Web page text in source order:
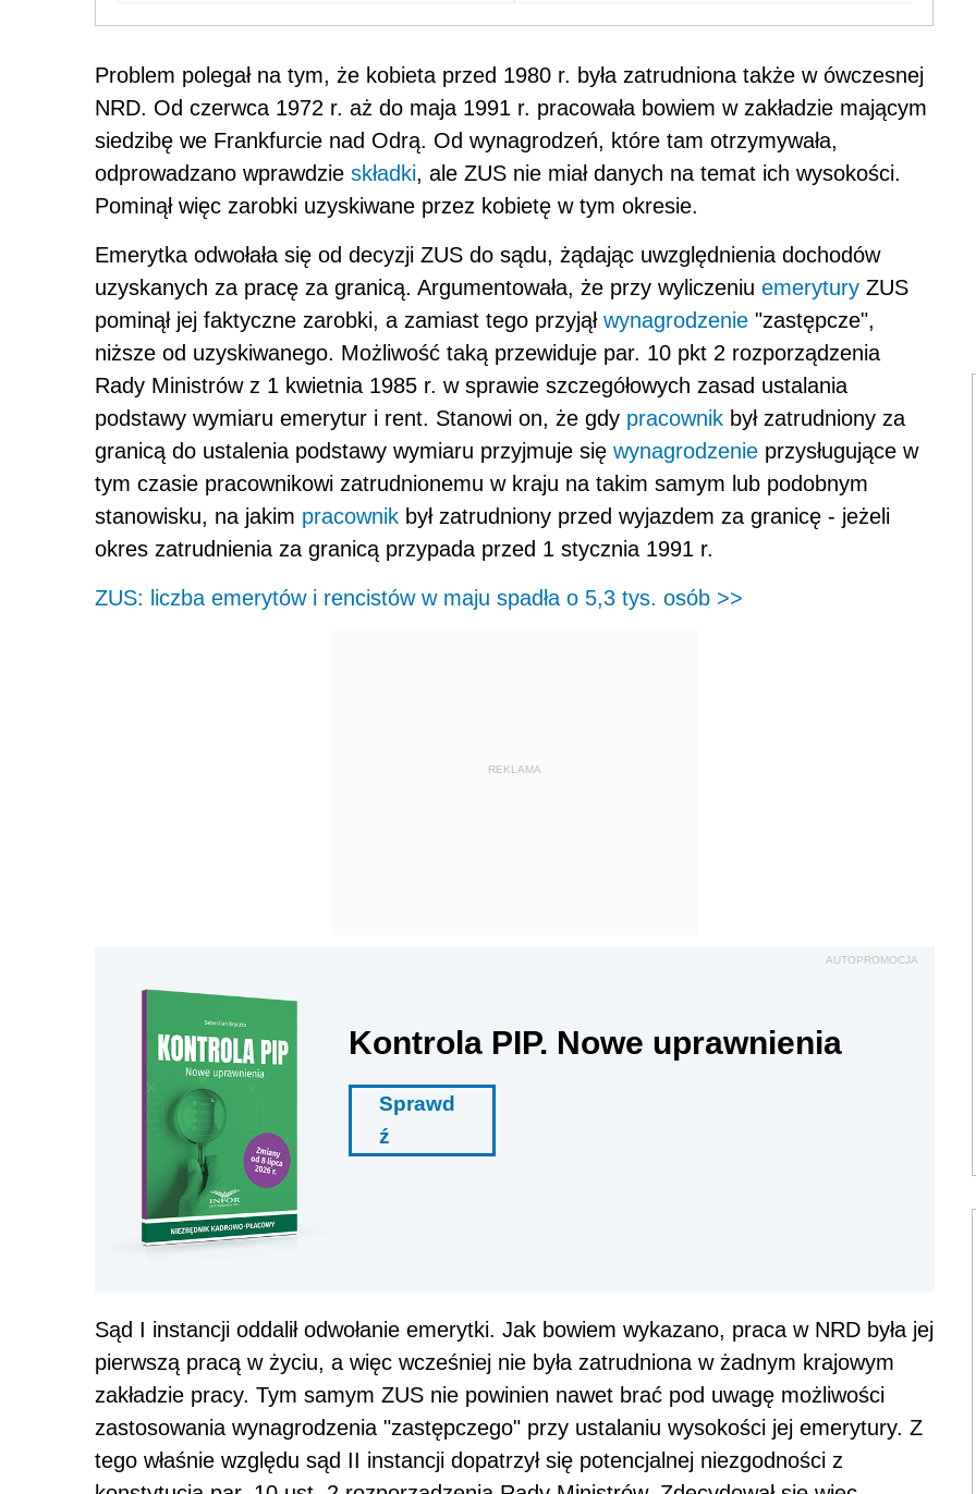
Problem polegał na tym, że kobieta przed 1980 r. była zatrudniona także w ówczesnej
NRD. Od czerwca 1972 r. aż do maja 1991 r. pracowała bowiem w zakładzie mającym
siedzibę we Frankfurcie nad Odrą. Od wynagrodzeń, które tam otrzymywała,
odprowadzano wprawdzie składki, ale ZUS nie miał danych na temat ich wysokości.
Pominął więc zarobki uzyskiwane przez kobietę w tym okresie.
Emerytka odwołała się od decyzji ZUS do sądu, żądając uwzględnienia dochodów
uzyskanych za pracę za granicą. Argumentowała, że przy wyliczeniu emerytury ZUS
pominął jej faktyczne zarobki, a zamiast tego przyjął wynagrodzenie "zastępcze",
niższe od uzyskiwanego. Możliwość taką przewiduje par. 10 pkt 2 rozporządzenia
Rady Ministrów z 1 kwietnia 1985 r. w sprawie szczegółowych zasad ustalania
podstawy wymiaru emerytur i rent. Stanowi on, że gdy pracownik był zatrudniony za
granicą do ustalenia podstawy wymiaru przyjmuje się wynagrodzenie przysługujące w
tym czasie pracownikowi zatrudnionemu w kraju na takim samym lub podobnym
stanowisku, na jakim pracownik był zatrudniony przed wyjazdem za granicę - jeżeli
okres zatrudnienia za granicą przypada przed 1 stycznia 1991 r.
ZUS: liczba emerytów i rencistów w maju spadła o 5,3 tys. osób >>
REKLAMA
AUTOPROMOCJA
Kontrola PIP. Nowe uprawnienia
Sprawd
ź
Sąd I instancji oddalił odwołanie emerytki. Jak bowiem wykazano, praca w NRD była jej
pierwszą pracą w życiu, a więc wcześniej nie była zatrudniona w żadnym krajowym
zakładzie pracy. Tym samym ZUS nie powinien nawet brać pod uwagę możliwości
zastosowania wynagrodzenia "zastępczego" przy ustalaniu wysokości jej emerytury. Z
tego właśnie względu sąd II instancji dopatrzył się potencjalnej niezgodności z